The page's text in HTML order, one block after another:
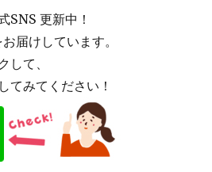
SNS 更新中！
届けしています。
して、
てみてください！